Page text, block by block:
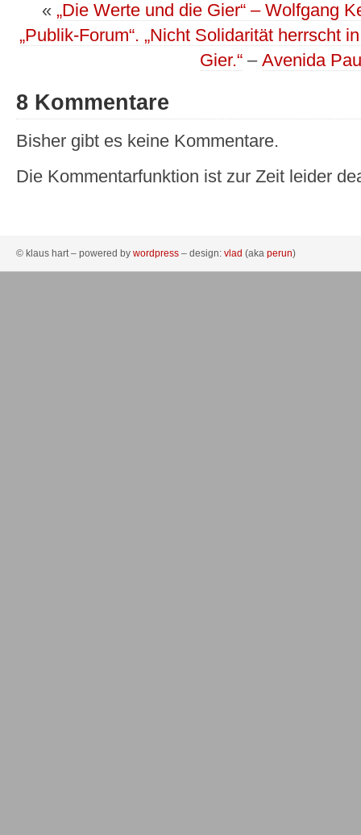
« „Die Werte und die Gier“ – Wolfgang
„Publik-Forum“. „Nicht Solidarität herrscht
Gier.“ – Avenida
8 Kommentare
Bisher gibt es keine Kommentare.
Die Kommentarfunktion ist zur Zeit leider
© klaus hart – powered by wordpress – design: vlad (aka perun)